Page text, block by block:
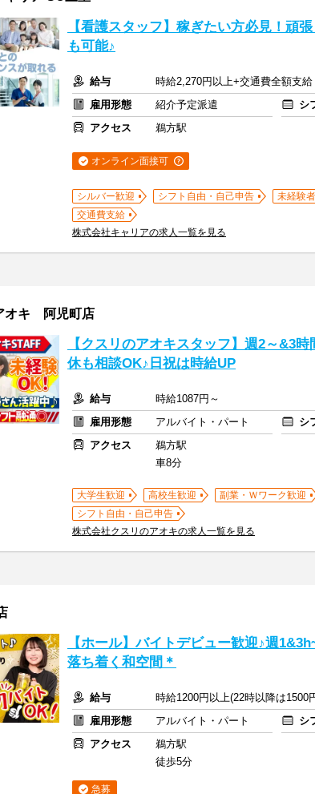
【看護スタッフ】稼ぎたい方必見！頑
も可能♪
給与
時給2,270円以上+交通費全額支給
雇用形態
紹介予定派遣 シ
アクセス
鵜方駅
オンライン面接可
シルバー歓迎 シフト自由・自己申告 未経験
交通費支給
株式会社キャリアの求人一覧を見る
オキ 阿児町店
【クスリのアオキスタッフ】週2～&3
休も相談OK♪日祝は時給UP
給与
時給1087円～
雇用形態
アルバイト・パート シ
アクセス
鵜方駅
車8分
大学生歓迎 高校生歓迎 副業・Ｗワーク歓迎
シフト自由・自己申告
株式会社クスリのアオキの求人一覧を見る
【ホール】バイトデビュー歓迎♪週
落ち着く和空間＊
給与
時給1200円以上(22時以降は1500
雇用形態
アルバイト・パート シ
アクセス
鵜方駅
徒歩5分
急募